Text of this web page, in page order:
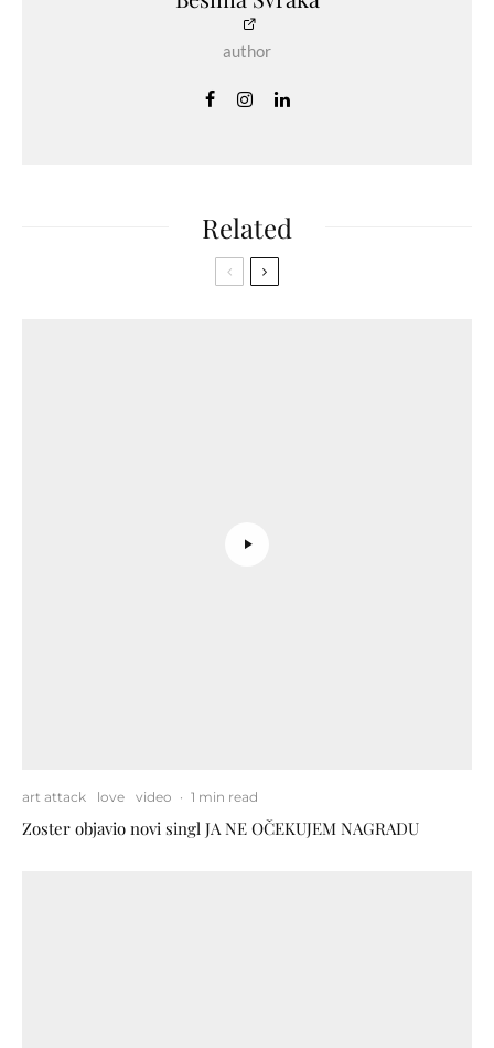
author
Related
art attack love video · 1 min read
Zoster objavio novi singl JA NE OČEKUJEM NAGRADU